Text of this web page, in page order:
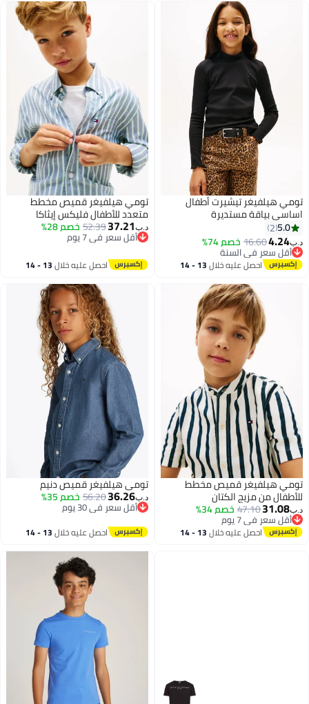
تومي هيلفيغر تيشيرت أطفال
اساسي بياقة مستديرة
5.0
2
د.ب‏4.24
16.60خصم 74%
أقل سعر في السنة
أقل سعر في السنة
احصل عليه خلال 13 - 14
تومي هيلفيغر قميص مخطط
متعدد للأطفال فليكس إيثاكا
د.ب‏37.21
52.39خصم 28%
أقل سعر في 7 يوم
أقل سعر في 7 يوم
احصل عليه خلال 13 - 14
تومي هيلفيغر قميص مخطط
للأطفال من مزيج الكتان
د.ب‏31.08
47.10خصم 34%
أقل سعر في 7 يوم
أقل سعر في 7 يوماحصل عليه خلال 13 - 14
تومي هيلفيغر قميص دنيم
د.ب‏36.26
56.20خصم 35%
أقل سعر في 30 يوم
أقل سعر في 30 يوم
احصل عليه خلال 13 - 14